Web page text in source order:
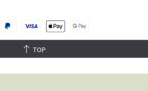
TOP